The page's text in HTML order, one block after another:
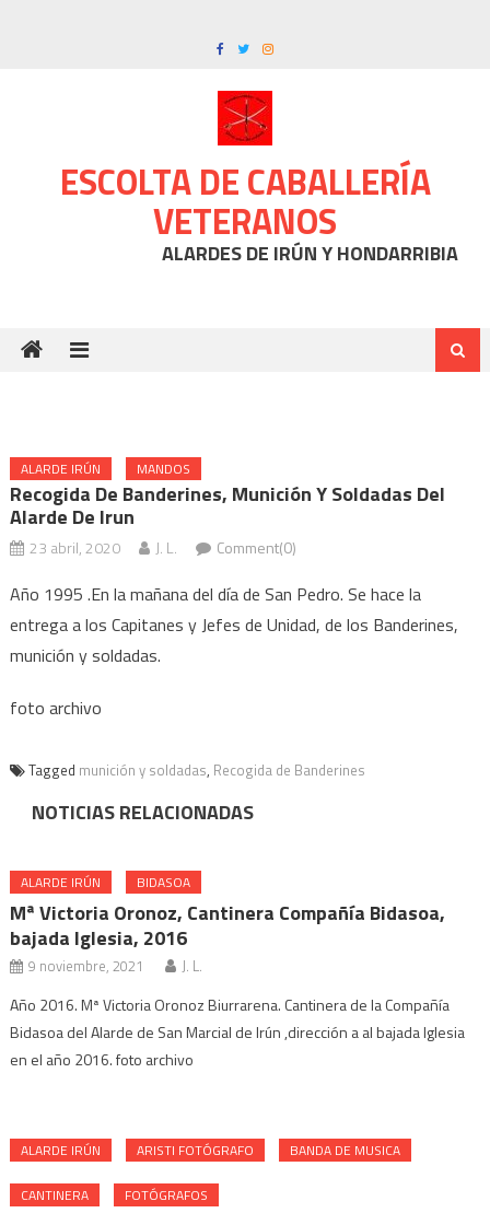
ESCOLTA DE CABALLERÍA
VETERANOS
ALARDES DE IRÚN Y HONDARRIBIA
ALARDE IRÚN MANDOS
Recogida De Banderines, Munición Y Soldadas Del
Alarde De Irun
23 abril, 2020 J. L. Comment(0)
Año 1995 .En la mañana del día de San Pedro. Se hace la
entrega a los Capitanes y Jefes de Unidad, de los Banderines,
munición y soldadas.
foto archivo
Tagged munición y soldadas, Recogida de Banderines
NOTICIAS RELACIONADAS
ALARDE IRÚN BIDASOA
Mª Victoria Oronoz, Cantinera Compañía Bidasoa,
bajada Iglesia, 2016
9 noviembre, 2021 J. L.
Año 2016. Mª Victoria Oronoz Biurrarena. Cantinera de la Compañía
Bidasoa del Alarde de San Marcial de Irún ,dirección a al bajada Iglesia
en el año 2016. foto archivo
ALARDE IRÚN ARISTI FOTÓGRAFO BANDA DE MUSICA
CANTINERA FOTÓGRAFOS